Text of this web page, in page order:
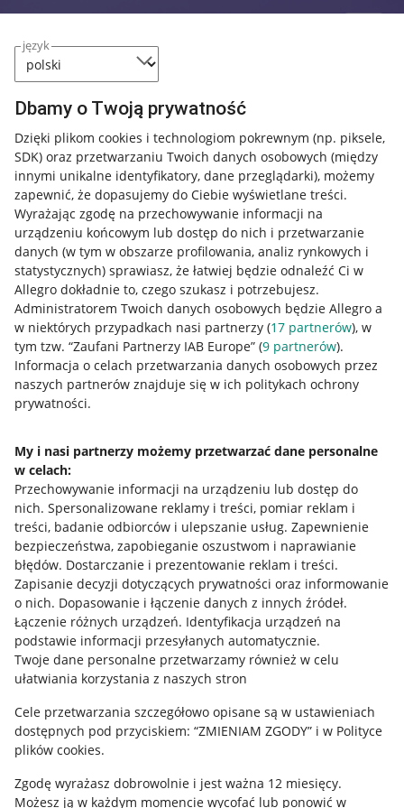
język
Dbamy o Twoją prywatność
Dzięki plikom cookies i technologiom pokrewnym (np. piksele,
SDK) oraz przetwarzaniu Twoich danych osobowych (między
innymi unikalne identyfikatory, dane przeglądarki), możemy
zapewnić, że dopasujemy do Ciebie wyświetlane treści.
Wyrażając zgodę na przechowywanie informacji na
urządzeniu końcowym lub dostęp do nich i przetwarzanie
danych (w tym w obszarze profilowania, analiz rynkowych i
statystycznych) sprawiasz, że łatwiej będzie odnaleźć Ci w
Allegro dokładnie to, czego szukasz i potrzebujesz.
Administratorem Twoich danych osobowych będzie Allegro a
w niektórych przypadkach nasi partnerzy (17 partnerów), w
tym tzw. “Zaufani Partnerzy IAB Europe” (9 partnerów).
Informacja o celach przetwarzania danych osobowych przez
naszych partnerów znajduje się w ich politykach ochrony
prywatności.
My i nasi partnerzy możemy przetwarzać dane personalne
w celach:
Przechowywanie informacji na urządzeniu lub dostęp do
nich. Spersonalizowane reklamy i treści, pomiar reklam i
treści, badanie odbiorców i ulepszanie usług. Zapewnienie
bezpieczeństwa, zapobieganie oszustwom i naprawianie
błędów. Dostarczanie i prezentowanie reklam i treści.
Zapisanie decyzji dotyczących prywatności oraz informowanie
o nich. Dopasowanie i łączenie danych z innych źródeł.
Łączenie różnych urządzeń. Identyfikacja urządzeń na
podstawie informacji przesyłanych automatycznie.
Twoje dane personalne przetwarzamy również w celu
ułatwiania korzystania z naszych stron
Cele przetwarzania szczegółowo opisane są w ustawieniach
dostępnych pod przyciskiem: “ZMIENIAM ZGODY” i w Polityce
plików cookies.
Zgodę wyrażasz dobrowolnie i jest ważna 12 miesięcy.
Możesz ją w każdym momencie wycofać lub ponowić w
Przydatne informacje
Jak to działa
Allegro Gadane dla sprzedających
Allegro Gadane dla kupujących
Mapa miejscowości
Informacje prawne
Regulamin
Polityka plików "cookies"
Ustawienia plików "cookies"
Udostępnianie lokalizacji
Informacje dla Aktu o Usługach Cyfrowych
Pobierz aplikację